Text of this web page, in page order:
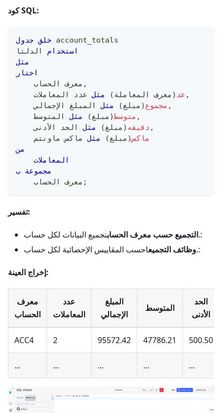
كود SQL:
خلق جدول
account_totals
استخدام الدلتا
مثل
اختار
    معرف الحساب
,
عد ( معرف المعاملة) مثل عدد المعاملات
,
مجموع ( مبلغ) مثل المبلغ الإجمالي
,
متوسط( مبلغ) مثل المتوسط
,
دقيقه ( مبلغ) مثل الحد الأدنى
,
ماكس( مبلغ) مثل ماكس ماونتم
من
المعاملات
مجموعة ب
    معرف الحساب
;
تفسير:
التجميع حسب معرف الحسابتجميع البيانات لكل حساب.:
وظائف التجميعاحسب المقاييس الإحصائية لكل حساب.:
إخراج العينة:
معرف
الحساب
عدد
المعاملات
المبلغ
الإجمالي
المتوسط
الحد
الأدنى
ACC4 2 95572.42 47786.21 500.50
... ... ... ... ...